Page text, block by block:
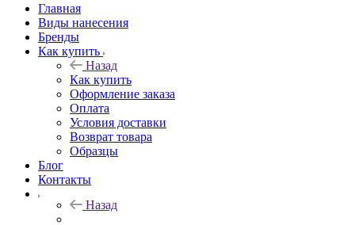
Главная
Виды нанесения
Бренды
Как купить
Назад
Как купить
Оформление заказа
Оплата
Условия доставки
Возврат товара
Образцы
Блог
Контакты
Назад